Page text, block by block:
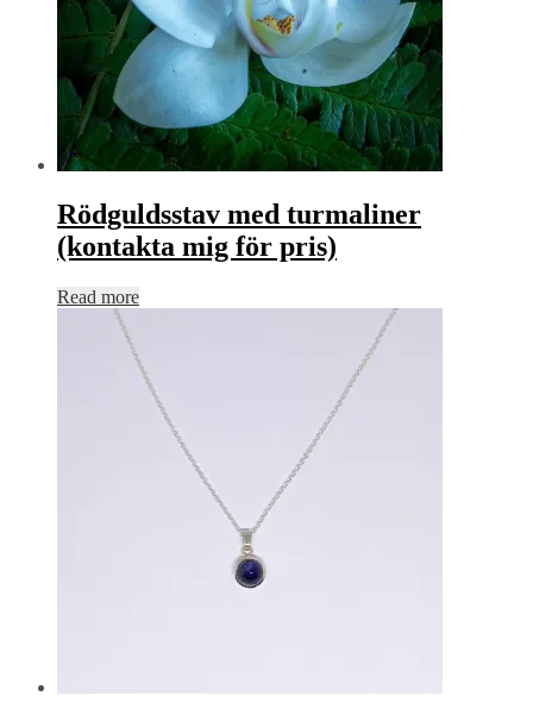
Rödguldsstav med turmaliner
(kontakta mig för pris)
Read more